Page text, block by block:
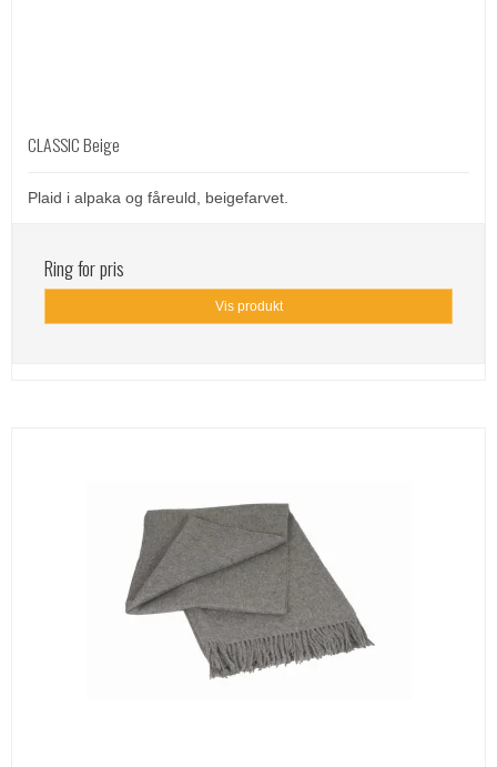
CLASSIC Beige
Plaid i alpaka og fåreuld, beigefarvet.
Ring for pris
Vis produkt